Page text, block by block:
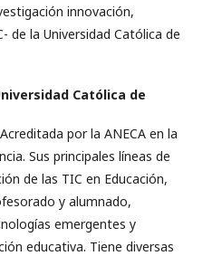
innovación,
de la Universidad Católica de
Católica de
por la ANECA en la
Sus principales líneas de
de las TIC en Educación,
y alumnado,
emergentes y
educativa. Tiene diversas